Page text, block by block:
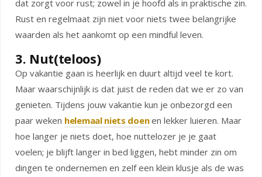
dat zorgt voor rust; zowel in je hoofd als in praktische zin.
Rust en regelmaat zijn niet voor niets twee belangrijke
waarden als het aankomt op een mindful leven.
3. Nut(teloos)
Op vakantie gaan is heerlijk en duurt altijd veel te kort.
Maar waarschijnlijk is dat juist de reden dat we er zo van
genieten. Tijdens jouw vakantie kun je onbezorgd een
paar weken helemaal niets doenen lekker luieren. Maar
hoe langer je niets doet, hoe nuttelozer je je gaat
voelen; je blijft langer in bed liggen, hebt minder zin om
dingen te ondernemen en zelf een klein klusje als de was